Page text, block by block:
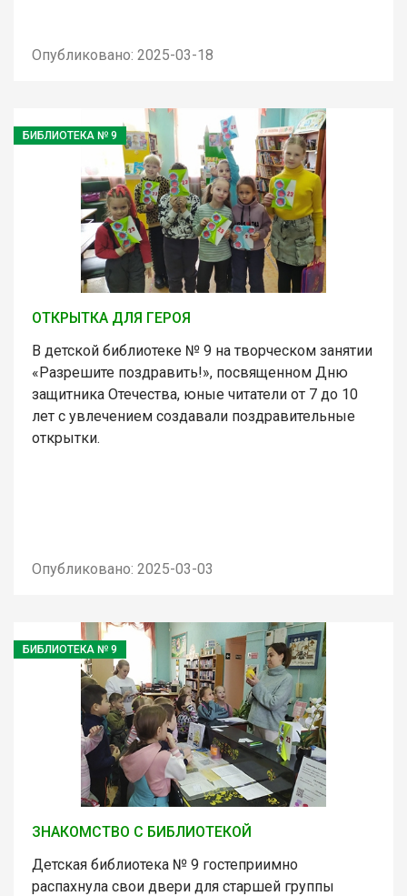
Опубликовано: 2025-03-18
БИБЛИОТЕКА № 9
ОТКРЫТКА ДЛЯ ГЕРОЯ
В детской библиотеке № 9 на творческом занятии
«Разрешите поздравить!», посвященном Дню
защитника Отечества, юные читатели от 7 до 10
лет с увлечением создавали поздравительные
открытки.
Опубликовано: 2025-03-03
БИБЛИОТЕКА № 9
ЗНАКОМСТВО С БИБЛИОТЕКОЙ
Детская библиотека № 9 гостеприимно
распахнула свои двери для старшей группы